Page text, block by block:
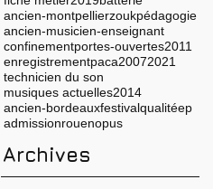
ancien-montpellierzoukpédagogie
ancien-musicien-enseignant
confinementportes-ouvertes2011
enregistrementpaca20072021
technicien du son
musiques actuelles2014
ancien-bordeauxfestivalqualitéep
admissionrouenopus
Archives